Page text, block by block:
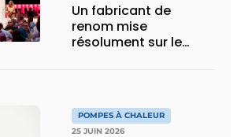
Un fabricant de
renom mise
résolument sur le
POMPES À CHALEUR
25 JUIN 2026